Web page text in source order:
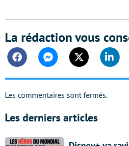
La rédaction vous
FacebookMessengerTwitter
Les commentaires sont fermés.
Les derniers articles